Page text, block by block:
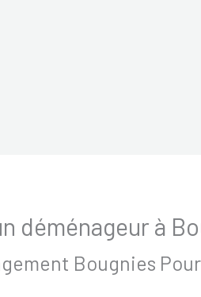
déménageur à
Bougnies